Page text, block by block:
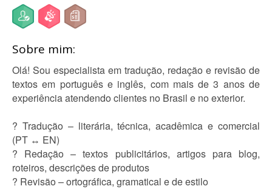
Sobre mim:
Olá! Sou especialista em tradução, redação e revisão de
textos em português e inglês, com mais de 3 anos de
experiência atendendo clientes no Brasil e no exterior.
? Tradução – literária, técnica, acadêmica e comercial
(PT ↔ EN)
? Redação – textos publicitários, artigos para blog,
roteiros, descrições de produtos
? Revisão – ortográfica, gramatical e de estilo